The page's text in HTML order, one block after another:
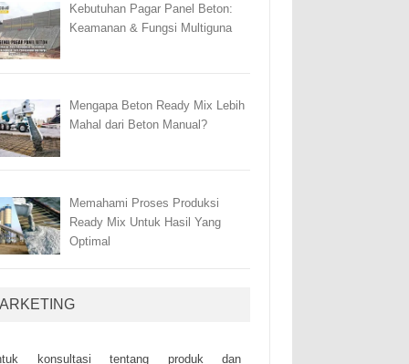
Kebutuhan Pagar Panel Beton:
Keamanan & Fungsi Multiguna
Mengapa Beton Ready Mix Lebih
Mahal dari Beton Manual?
Memahami Proses Produksi
Ready Mix Untuk Hasil Yang
Optimal
kоnsultаsі tеntаng рrоduk dаn